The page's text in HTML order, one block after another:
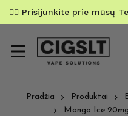
✌🏼 Prisijunkite prie mūsų
Pradžia Produktai
Mango Ice